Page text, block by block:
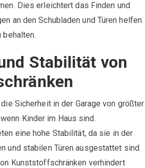
Dies erleichtert das Finden und
an den Schubladen und Türen helfen
behalten.
Stabilität von
Sicherheit in der Garage von größter
Kinder im Haus sind.
eine hohe Stabilität, da sie in der
und stabilen Türen ausgestattet sind.
Kunststoffschränken verhindert